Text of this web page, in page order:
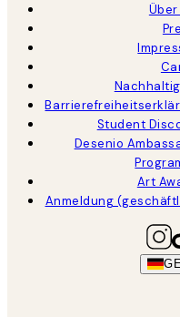
Student
Desenio
Art
Anmeldung